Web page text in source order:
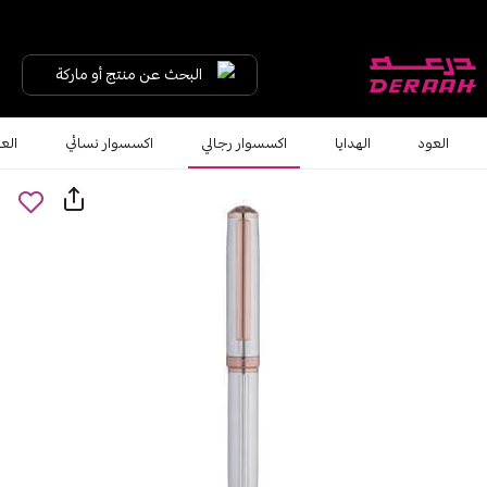
البحث عن منتج أو ماركة
العود الهدايا اكسسوار رجالي اكسسوار نسائي